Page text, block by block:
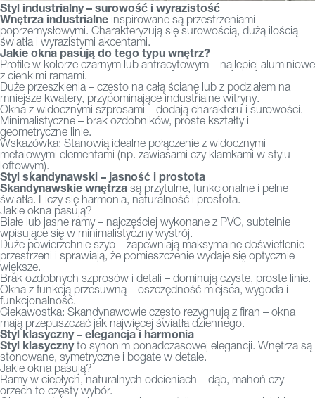
Styl industrialny – surowość i wyrazistość
Wnętrza industrialne inspirowane są przestrzeniami
poprzemysłowymi. Charakteryzują się surowością, dużą ilością
światła i wyrazistymi akcentami.
Jakie okna pasują do tego typu wnętrz?
Profile w kolorze czarnym lub antracytowym – najlepiej aluminiowe
z cienkimi ramami.
Duże przeszklenia – często na całą ścianę lub z podziałem na
mniejsze kwatery, przypominające industrialne witryny.
Okna z widocznymi szprosami – dodają charakteru i surowości.
Minimalistyczne – brak ozdobników, proste kształty i
geometryczne linie.
Wskazówka: Stanowią idealne połączenie z widocznymi
metalowymi elementami (np. zawiasami czy klamkami w stylu
loftowym).
Styl skandynawski – jasność i prostota
Skandynawskie wnętrza są przytulne, funkcjonalne i pełne
światła. Liczy się harmonia, naturalność i prostota.
Jakie okna pasują?
Białe lub jasne ramy – najczęściej wykonane z PVC, subtelnie
wpisujące się w minimalistyczny wystrój.
Duże powierzchnie szyb – zapewniają maksymalne doświetlenie
przestrzeni i sprawiają, że pomieszczenie wydaje się optycznie
większe.
Brak ozdobnych szprosów i detali – dominują czyste, proste linie.
Okna z funkcją przesuwną – oszczędność miejsca, wygoda i
funkcjonalność.
Ciekawostka: Skandynawowie często rezygnują z firan – okna
mają przepuszczać jak najwięcej światła dziennego.
Styl klasyczny – elegancja i harmonia
Styl klasycznyto synonim ponadczasowej elegancji. Wnętrza są
stonowane, symetryczne i bogate w detale.
Jakie okna pasują?
Ramy w ciepłych, naturalnych odcieniach – dąb, mahoń czy
orzech to częsty wybór.